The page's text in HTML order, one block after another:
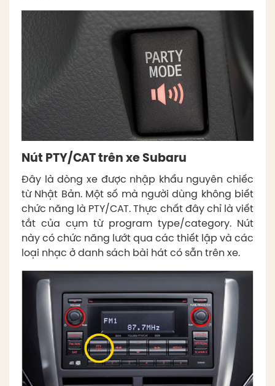
Nút PTY/CAT trên xe Subaru
Đây là dòng xe được nhập khẩu nguyên chiếc
từ Nhật Bản. Một số mà người dùng không biết
chức năng là PTY/CAT. Thực chất đây chỉ là viết
tắt của cụm từ program type/category. Nút
này có chức năng lướt qua các thiết lập và các
loại nhạc ở danh sách bài hát có sẵn trên xe.